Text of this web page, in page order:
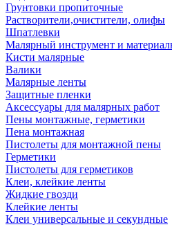
Грунтовки пропиточные
Растворители,очистители, олифы
Шпатлевки
Малярный инструмент и
Кисти малярные
Валики
Малярные ленты
Защитные пленки
Аксессуары для малярных работ
Пены монтажные, герметики
Пена монтажная
Пистолеты для монтажной пены
Герметики
Пистолеты для герметиков
Клеи, клейкие ленты
Жидкие гвозди
Клейкие ленты
Клеи универсальные и секундные